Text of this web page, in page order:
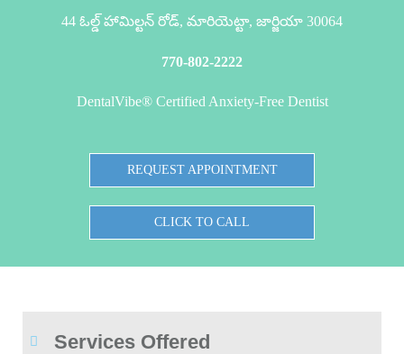
44 ఓల్డ్ హామిల్టన్ రోడ్, మారియెట్టా, జార్జియా 30064
770-802-2222
DentalVibe® Certified Anxiety-Free Dentist
REQUEST APPOINTMENT
CLICK TO CALL
Services Offered